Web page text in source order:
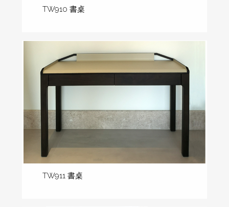
TW910 書桌
TW911 書桌